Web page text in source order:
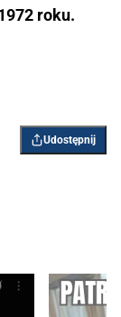
roku.
Udostępnij